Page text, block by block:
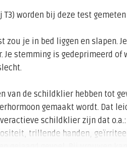
T3) worden bij deze test
zou je in bed liggen en slapen.
Je stemming is gedeprimeerd of
van de schildklier hebben tot
gemaakt wordt. Dat
schildklier zijn dat
trillende handen,